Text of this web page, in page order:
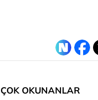
OKUNANLAR